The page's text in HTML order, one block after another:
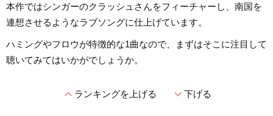
本作ではシンガーのクラッシュさんをフィーチャーし、南国を
連想させるようなラブソングに仕上げています。
ハミングやフロウが特徴的な1曲なので、まずはそこに注目して
聴いてみてはいかがでしょうか。
expand_lessランキングを上げる expand_more下げる